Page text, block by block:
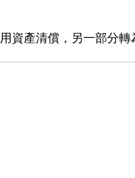
資產清償，另一部分轉